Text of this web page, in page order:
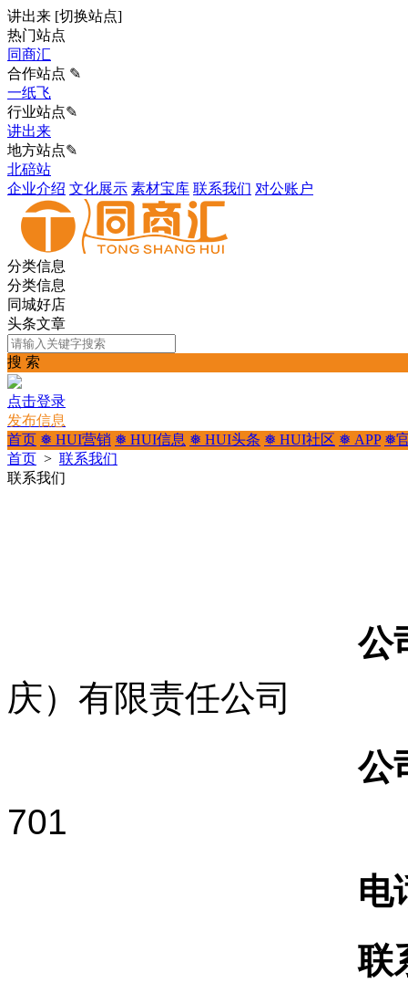
讲出来 [切换站点]
热门站点
同商汇
合作站点 ✎
一纸飞
行业站点✎
讲出来
地方站点✎
北碚站
企业介绍 文化展示 素材宝库 联系我们 对公账户
分类信息
分类信息
同城好店
头条文章
搜 索
点击登录
发布信息
首页 ❅ HUI营销 ❅ HUI信息 ❅ HUI头条 ❅ HUI社区 ❅ APP ❅
首页 > 联系我们
联系我们
公
庆）有限责任公司
公
701
电
联